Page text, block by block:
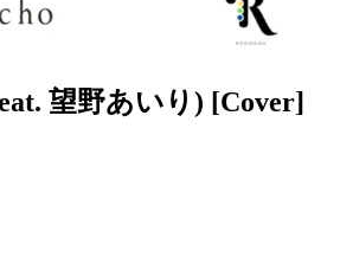
望野あいり) [Cover]